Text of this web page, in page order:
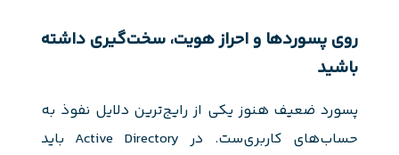
روی پسوردها و احراز هویت، سخت‌گیری داشته
باشید
پسورد ضعیف هنوز یکی از رایج‌ترین دلایل نفوذ به
حساب‌های کاربری‌ست. در Active Directory باید